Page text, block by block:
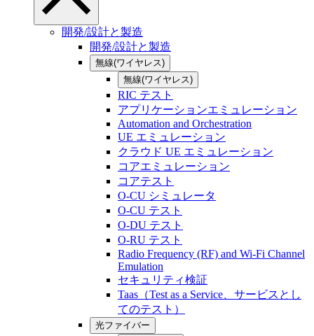
開発/設計と製造
開発/設計と製造
無線(ワイヤレス)
無線(ワイヤレス)
RIC テスト
アプリケーションエミュレーション
Automation and Orchestration
UE エミュレーション
クラウド UE エミュレーション
コアエミュレーション
コアテスト
O-CU シミュレータ
O-CU テスト
O-DU テスト
O-RU テスト
Radio Frequency (RF) and Wi-Fi Channel
Emulation
セキュリティ検証
Taas（Test as a Service、サービスとし
てのテスト）
光ファイバー